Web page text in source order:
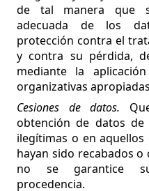
de tal manera que
adecuada de los
protección contra el
y contra su pérdida,
mediante la
organizativas
Cesiones de datos.
obtención de datos
ilegítimas o en
hayan sido recabados
no se garantice
procedencia.